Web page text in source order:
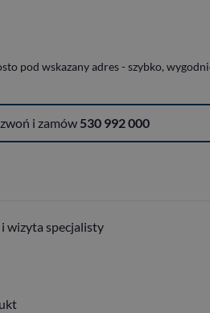
pod wskazany adres - szybko,
i zamów 530 992 000
wizyta specjalisty